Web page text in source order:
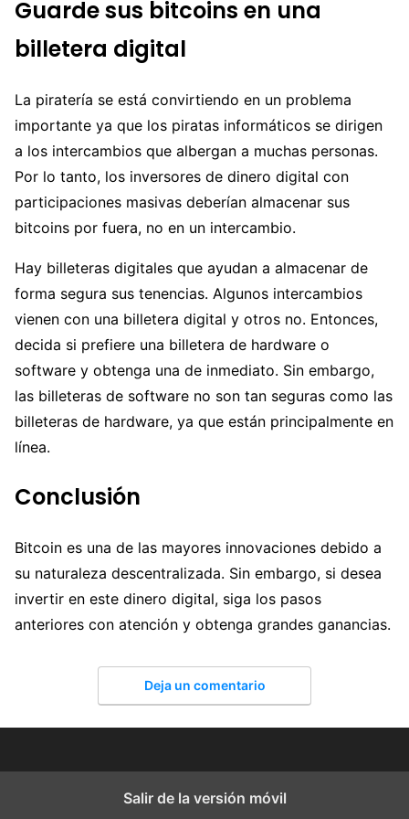
Guarde sus bitcoins en una
billetera digital
La piratería se está convirtiendo en un problema
importante ya que los piratas informáticos se dirigen
a los intercambios que albergan a muchas personas.
Por lo tanto, los inversores de dinero digital con
participaciones masivas deberían almacenar sus
bitcoins por fuera, no en un intercambio.
Hay billeteras digitales que ayudan a almacenar de
forma segura sus tenencias. Algunos intercambios
vienen con una billetera digital y otros no. Entonces,
decida si prefiere una billetera de hardware o
software y obtenga una de inmediato. Sin embargo,
las billeteras de software no son tan seguras como las
billeteras de hardware, ya que están principalmente en
línea.
Conclusión
Bitcoin es una de las mayores innovaciones debido a
su naturaleza descentralizada. Sin embargo, si desea
invertir en este dinero digital, siga los pasos
anteriores con atención y obtenga grandes ganancias.
Deja un comentario
Salir de la versión móvil